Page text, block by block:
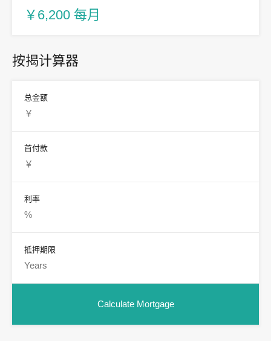
￥6,200 每月
按揭计算器
总金额
首付款
利率
抵押期限